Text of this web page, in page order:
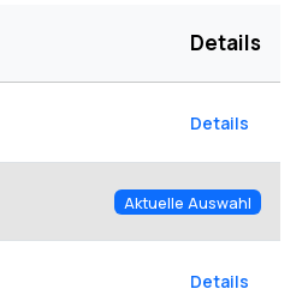
Details
Details
Aktuelle Auswahl
Details